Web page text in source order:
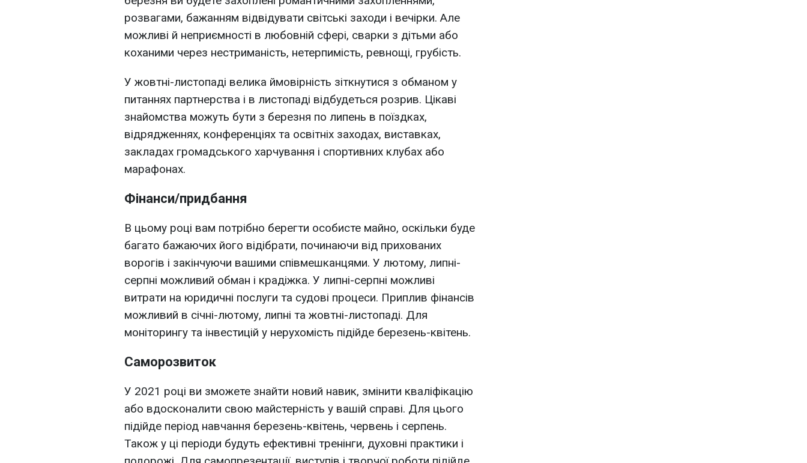
розвагами, бажанням відвідувати світські заходи і вечірки. Але
можливі й неприємності в любовній сфері, сварки з дітьми або
коханими через нестриманість, нетерпимість, ревнощі, грубість.
У жовтні-листопаді велика ймовірність зіткнутися з обманом у
питаннях партнерства і в листопаді відбудеться розрив. Цікаві
знайомства можуть бути з березня по липень в поїздках,
відрядженнях, конференціях та освітніх заходах, виставках,
закладах громадського харчування і спортивних клубах або
марафонах.
Фінанси/придбання
В цьому році вам потрібно берегти особисте майно, оскільки буде
багато бажаючих його відібрати, починаючи від прихованих
ворогів і закінчуючи вашими співмешканцями. У лютому, липні-
серпні можливий обман і крадіжка. У липні-серпні можливі
витрати на юридичні послуги та судові процеси. Приплив фінансів
можливий в січні-лютому, липні та жовтні-листопаді. Для
моніторингу та інвестицій у нерухомість підійде березень-квітень.
Саморозвиток
У 2021 році ви зможете знайти новий навик, змінити кваліфікацію
або вдосконалити свою майстерність у вашій справі. Для цього
підійде період навчання березень-квітень, червень і серпень.
Також у ці періоди будуть ефективні тренінги, духовні практики і